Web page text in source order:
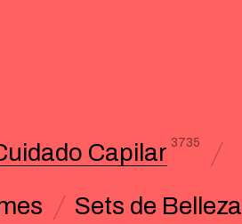
Capilar 3735
Sets de Belleza